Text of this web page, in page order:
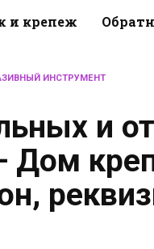
и крепеж
ИНСТРУМЕНТ
и
Дом